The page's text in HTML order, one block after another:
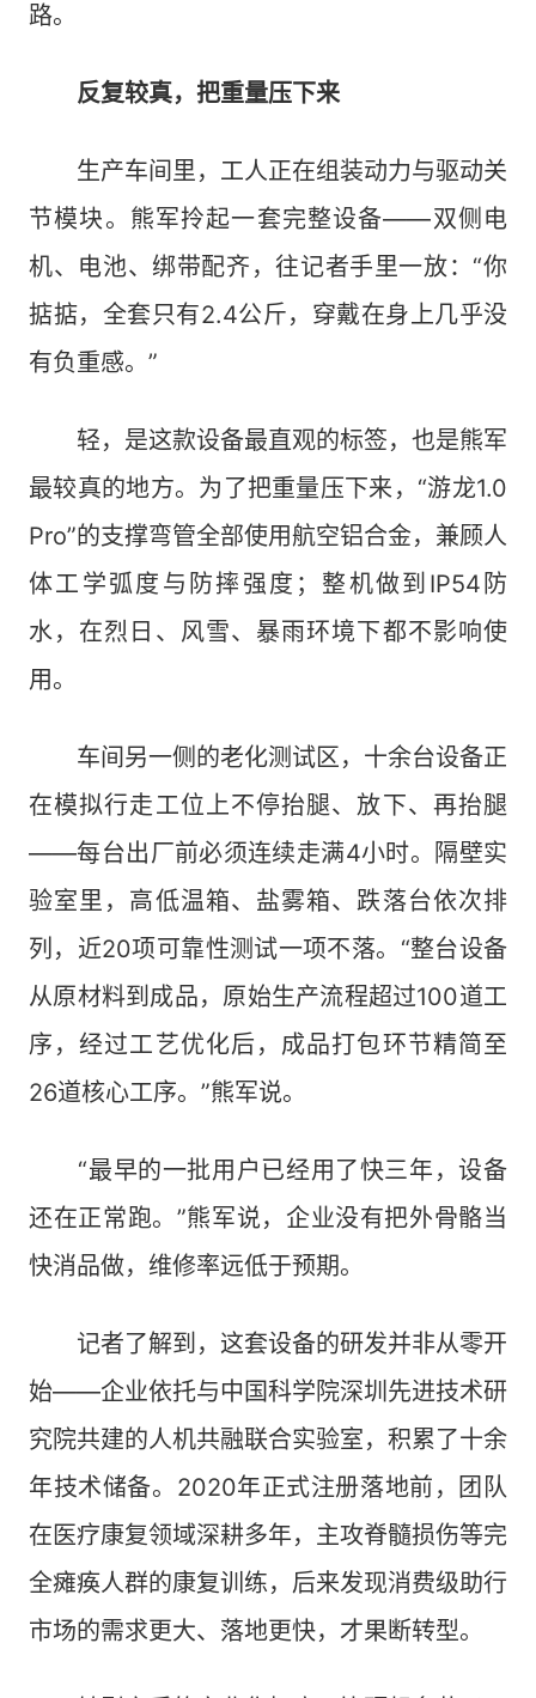
路。
反复较真，把重量压下来
生产车间里，工人正在组装动力与驱动关
节模块。熊军拎起一套完整设备——双侧电
机、电池、绑带配齐，往记者手里一放：“你
掂掂，全套只有2.4公斤，穿戴在身上几乎没
有负重感。”
轻，是这款设备最直观的标签，也是熊军
最较真的地方。为了把重量压下来，“游龙1.0
Pro”的支撑弯管全部使用航空铝合金，兼顾人
体工学弧度与防摔强度；整机做到IP54防
水，在烈日、风雪、暴雨环境下都不影响使
用。
车间另一侧的老化测试区，十余台设备正
在模拟行走工位上不停抬腿、放下、再抬腿
——每台出厂前必须连续走满4小时。隔壁实
验室里，高低温箱、盐雾箱、跌落台依次排
列，近20项可靠性测试一项不落。“整台设备
从原材料到成品，原始生产流程超过100道工
序，经过工艺优化后，成品打包环节精简至
26道核心工序。”熊军说。
“最早的一批用户已经用了快三年，设备
还在正常跑。”熊军说，企业没有把外骨骼当
快消品做，维修率远低于预期。
记者了解到，这套设备的研发并非从零开
始——企业依托与中国科学院深圳先进技术研
究院共建的人机共融联合实验室，积累了十余
年技术储备。2020年正式注册落地前，团队
在医疗康复领域深耕多年，主攻脊髓损伤等完
全瘫痪人群的康复训练，后来发现消费级助行
市场的需求更大、落地更快，才果断转型。